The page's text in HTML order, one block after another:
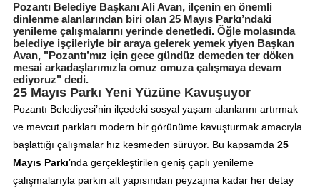
Pozantı Belediye Başkanı Ali Avan, ilçenin en önemli
dinlenme alanlarından biri olan 25 Mayıs Parkı’ndaki
yenileme çalışmalarını yerinde denetledi. Öğle molasında
belediye işçileriyle bir araya gelerek yemek yiyen Başkan
Avan, "Pozantı’mız için gece gündüz demeden ter döken
mesai arkadaşlarımızla omuz omuza çalışmaya devam
ediyoruz" dedi.
25 Mayıs Parkı Yeni Yüzüne Kavuşuyor
Pozantı Belediyesi’nin ilçedeki sosyal yaşam alanlarını artırmak
ve mevcut parkları modern bir görünüme kavuşturmak amacıyla
başlattığı çalışmalar hız kesmeden sürüyor. Bu kapsamda 25
Mayıs Parkı’nda gerçekleştirilen geniş çaplı yenileme
çalışmalarıyla parkın alt yapısından peyzajına kadar her detay